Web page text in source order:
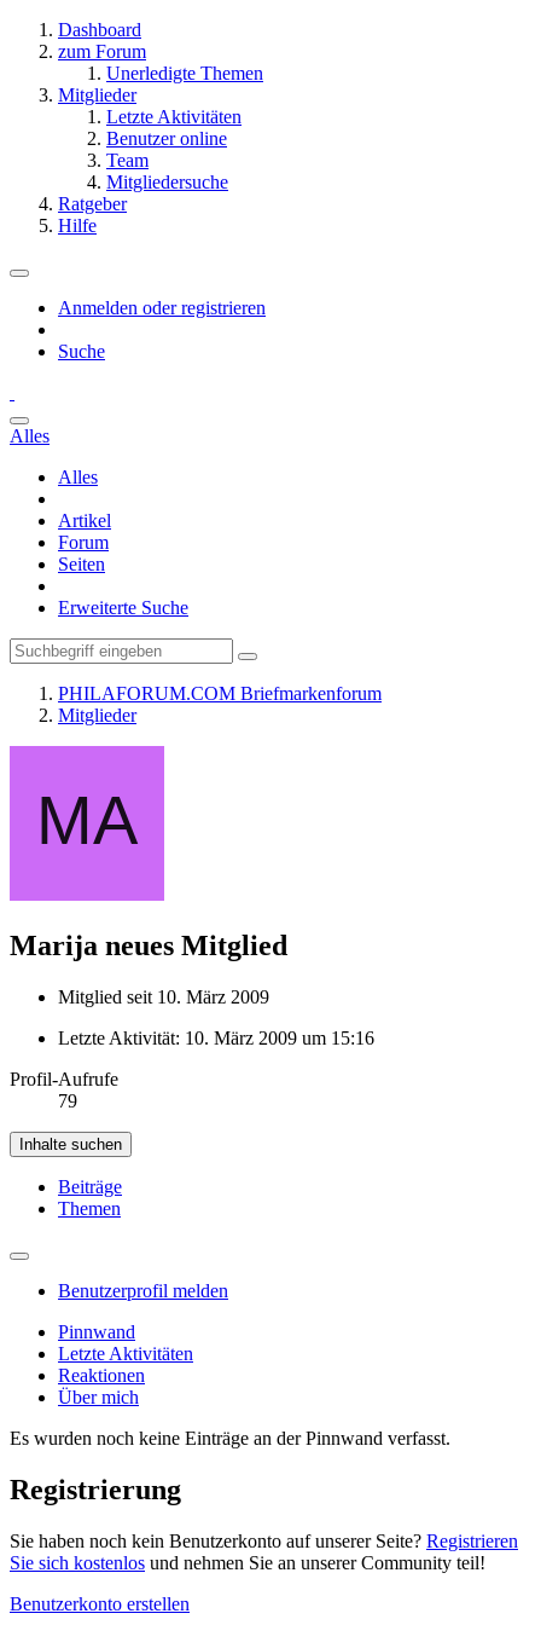
Dashboard
zum Forum
Unerledigte Themen
Mitglieder
Letzte Aktivitäten
Benutzer online
Team
Mitgliedersuche
Ratgeber
Hilfe
Anmelden oder registrieren
Suche
Alles
Alles
Artikel
Forum
Seiten
Erweiterte Suche
PHILAFORUM.COM Briefmarkenforum
Mitglieder
Marija neues Mitglied
Mitglied seit 10. März 2009
Letzte Aktivität: 10. März 2009 um 15:16
Profil-Aufrufe
79
Inhalte suchen
Beiträge
Themen
Benutzerprofil melden
Pinnwand
Letzte Aktivitäten
Reaktionen
Über mich
Es wurden noch keine Einträge an der Pinnwand verfasst.
Registrierung
Sie haben noch kein Benutzerkonto auf unserer Seite? Registrieren
Sie sich kostenlos und nehmen Sie an unserer Community teil!
Benutzerkonto erstellen